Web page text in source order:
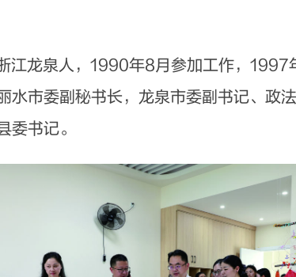
龙泉人，1990年8月参加工作，1997
市委副秘书长，龙泉市委副书记、政
委书记。